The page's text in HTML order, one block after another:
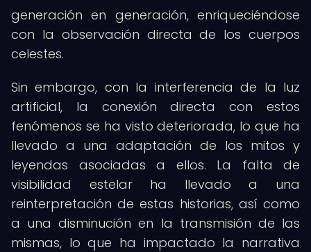
generación en generación, enriqueciéndose
con la observación directa de los cuerpos
celestes.
Sin embargo, con la interferencia de la luz
artificial, la conexión directa con estos
fenómenos se ha visto deteriorada, lo que ha
llevado a una adaptación de los mitos y
leyendas asociadas a ellos. La falta de
visibilidad estelar ha llevado a una
reinterpretación de estas historias, así como
a una disminución en la transmisión de las
mismas, lo que ha impactado la narrativa